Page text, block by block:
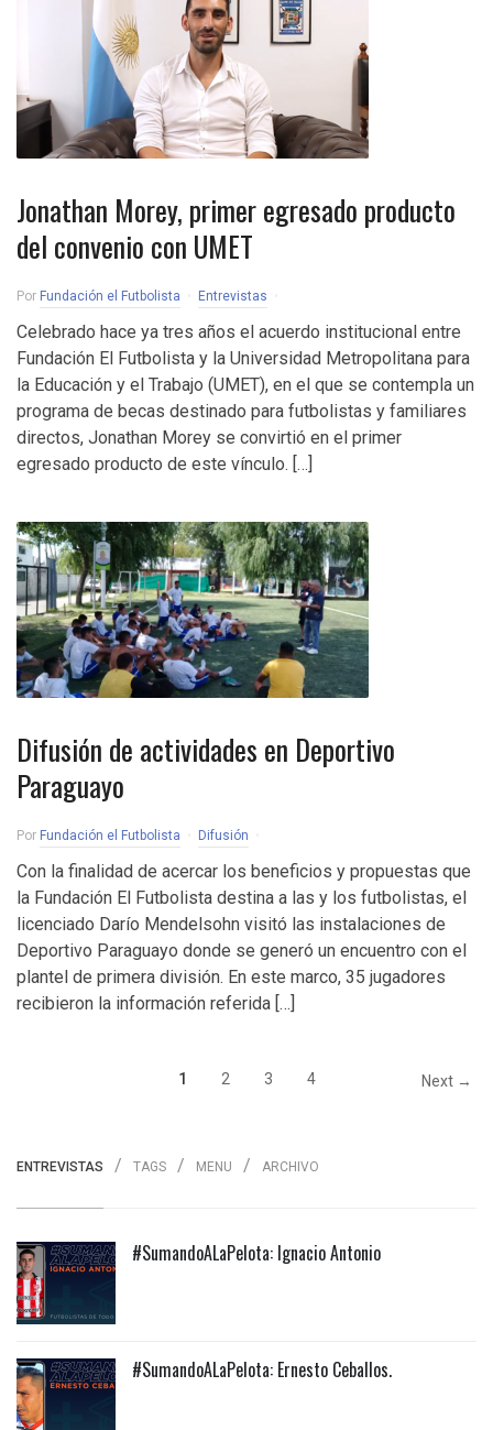
Jonathan Morey, primer egresado producto
del convenio con UMET
Por Fundación el Futbolista Entrevistas
Celebrado hace ya tres años el acuerdo institucional entre
Fundación El Futbolista y la Universidad Metropolitana para
la Educación y el Trabajo (UMET), en el que se contempla un
programa de becas destinado para futbolistas y familiares
directos, Jonathan Morey se convirtió en el primer
egresado producto de este vínculo. […]
Difusión de actividades en Deportivo
Paraguayo
Por Fundación el Futbolista Difusión
Con la finalidad de acercar los beneficios y propuestas que
la Fundación El Futbolista destina a las y los futbolistas, el
licenciado Darío Mendelsohn visitó las instalaciones de
Deportivo Paraguayo donde se generó un encuentro con el
plantel de primera división. En este marco, 35 jugadores
recibieron la información referida […]
1 2 3 4 Next →
ENTREVISTAS TAGS MENU ARCHIVO
#SumandoALaPelota: Ignacio Antonio
#SumandoALaPelota: Ernesto Ceballos.